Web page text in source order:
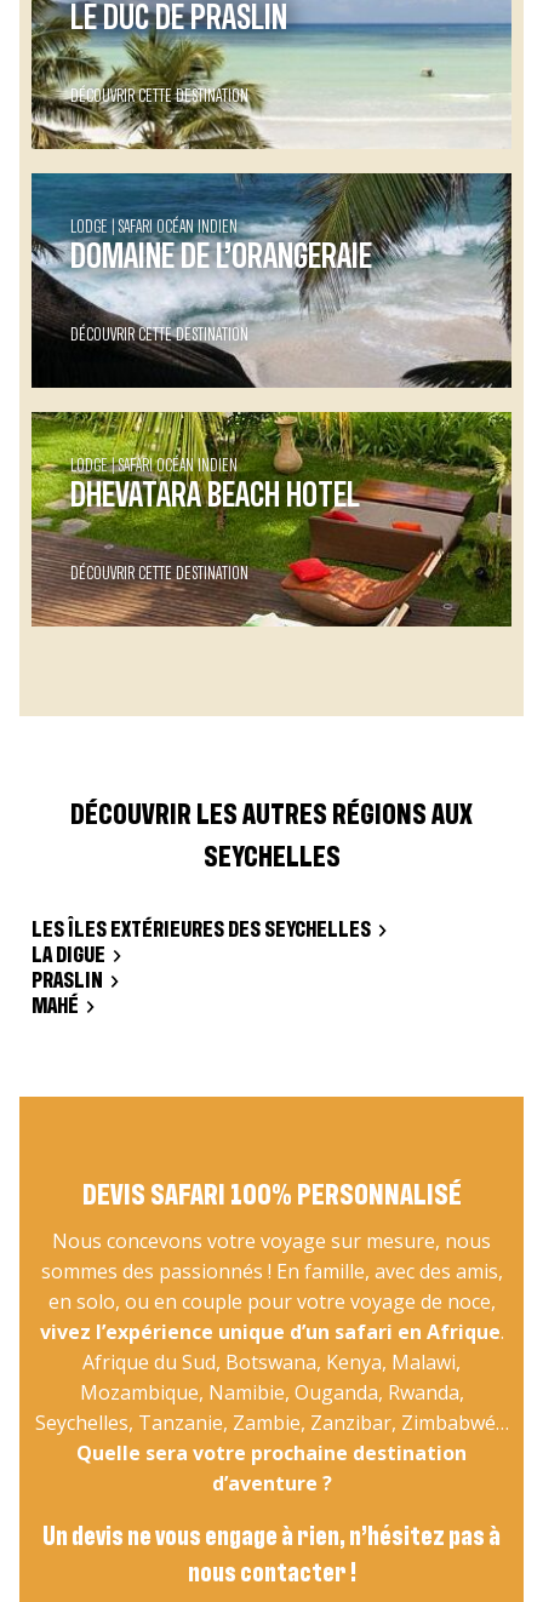
LE DUC DE PRASLIN
DÉCOUVRIR CETTE DESTINATION
LODGE SAFARI OCÉAN INDIEN
DOMAINE DE L’ORANGERAIE
DÉCOUVRIR CETTE DESTINATION
LODGE SAFARI OCÉAN INDIEN
DHEVATARA BEACH HOTEL
DÉCOUVRIR CETTE DESTINATION
DÉCOUVRIR LES AUTRES RÉGIONS AUX
SEYCHELLES
LES ÎLES EXTÉRIEURES DES SEYCHELLES
LA DIGUE
PRASLIN
MAHÉ
DEVIS SAFARI 100% PERSONNALISÉ
Nous concevons votre voyage sur mesure, nous
sommes des passionnés ! En famille, avec des amis,
en solo, ou en couple pour votre voyage de noce,
vivez l’expérience unique d’un safari en Afrique.
Afrique du Sud, Botswana, Kenya, Malawi,
Mozambique, Namibie, Ouganda, Rwanda,
Seychelles, Tanzanie, Zambie, Zanzibar, Zimbabwé…
Quelle sera votre prochaine destination
d’aventure ?
Un devis ne vous engage à rien, n’hésitez pas à
nous contacter !